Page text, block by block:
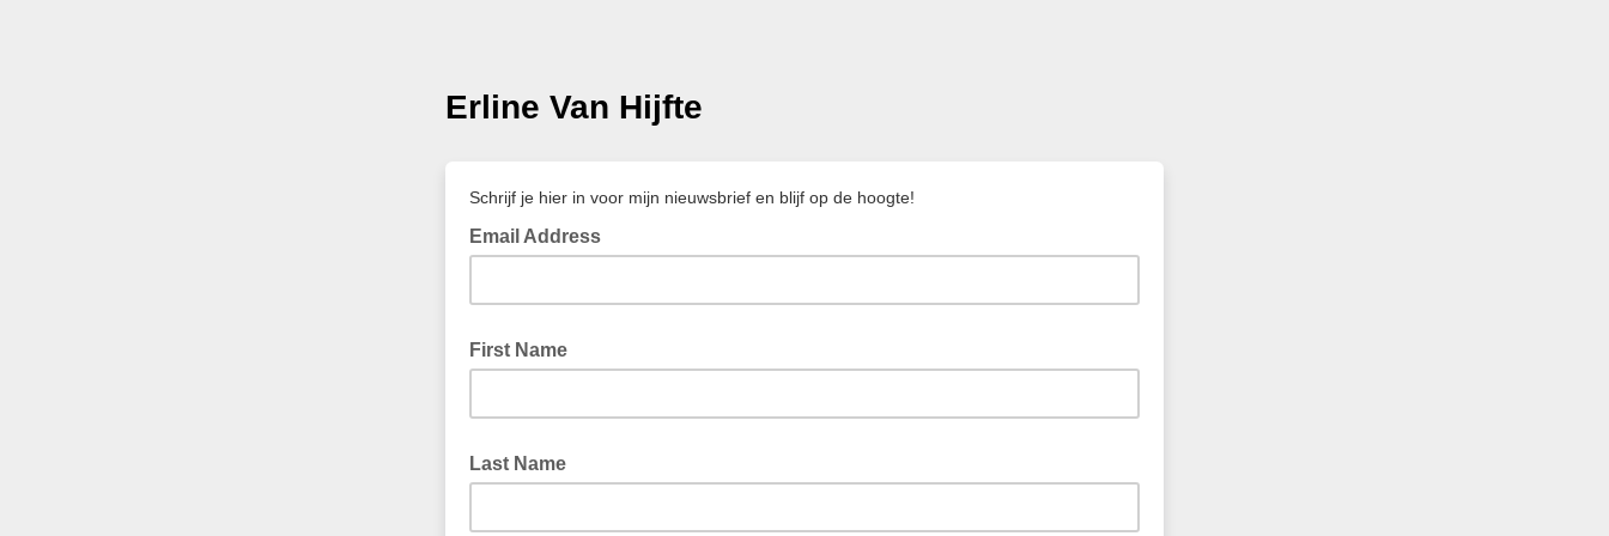
Erline Van Hijfte
Schrijf je hier in voor mijn nieuwsbrief en blijf op de hoogte!
Email Address
First Name
Last Name